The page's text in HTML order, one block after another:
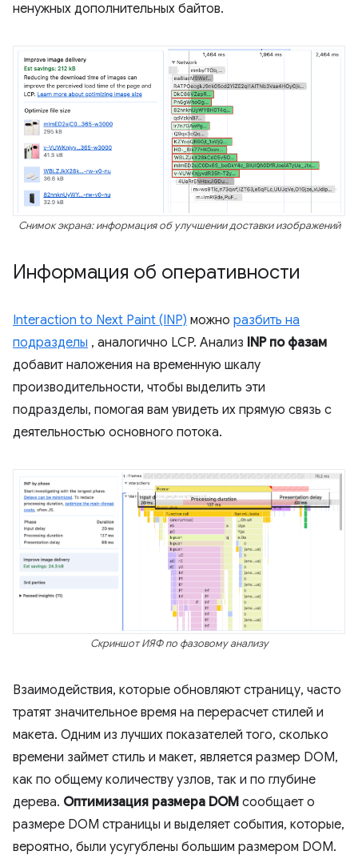
ненужных дополнительных байтов.
Снимок экрана: информация об улучшении доставки изображений
Информация об оперативности
Interaction to Next Paint (INP) можно разбить на
подразделы , аналогично LCP. Анализ INP по фазам
добавит наложения на временную шкалу
производительности, чтобы выделить эти
подразделы, помогая вам увидеть их прямую связь с
деятельностью основного потока.
Скриншот ИЯФ по фазовому анализу
Взаимодействия, которые обновляют страницу, часто
тратят значительное время на перерасчет стилей и
макета. Одним из лучших показателей того, сколько
времени займет стиль и макет, является размер DOM,
как по общему количеству узлов, так и по глубине
дерева. Оптимизация размера DOM сообщает о
размере DOM страницы и выделяет события, которые,
вероятно, были усугублены большим размером DOM.